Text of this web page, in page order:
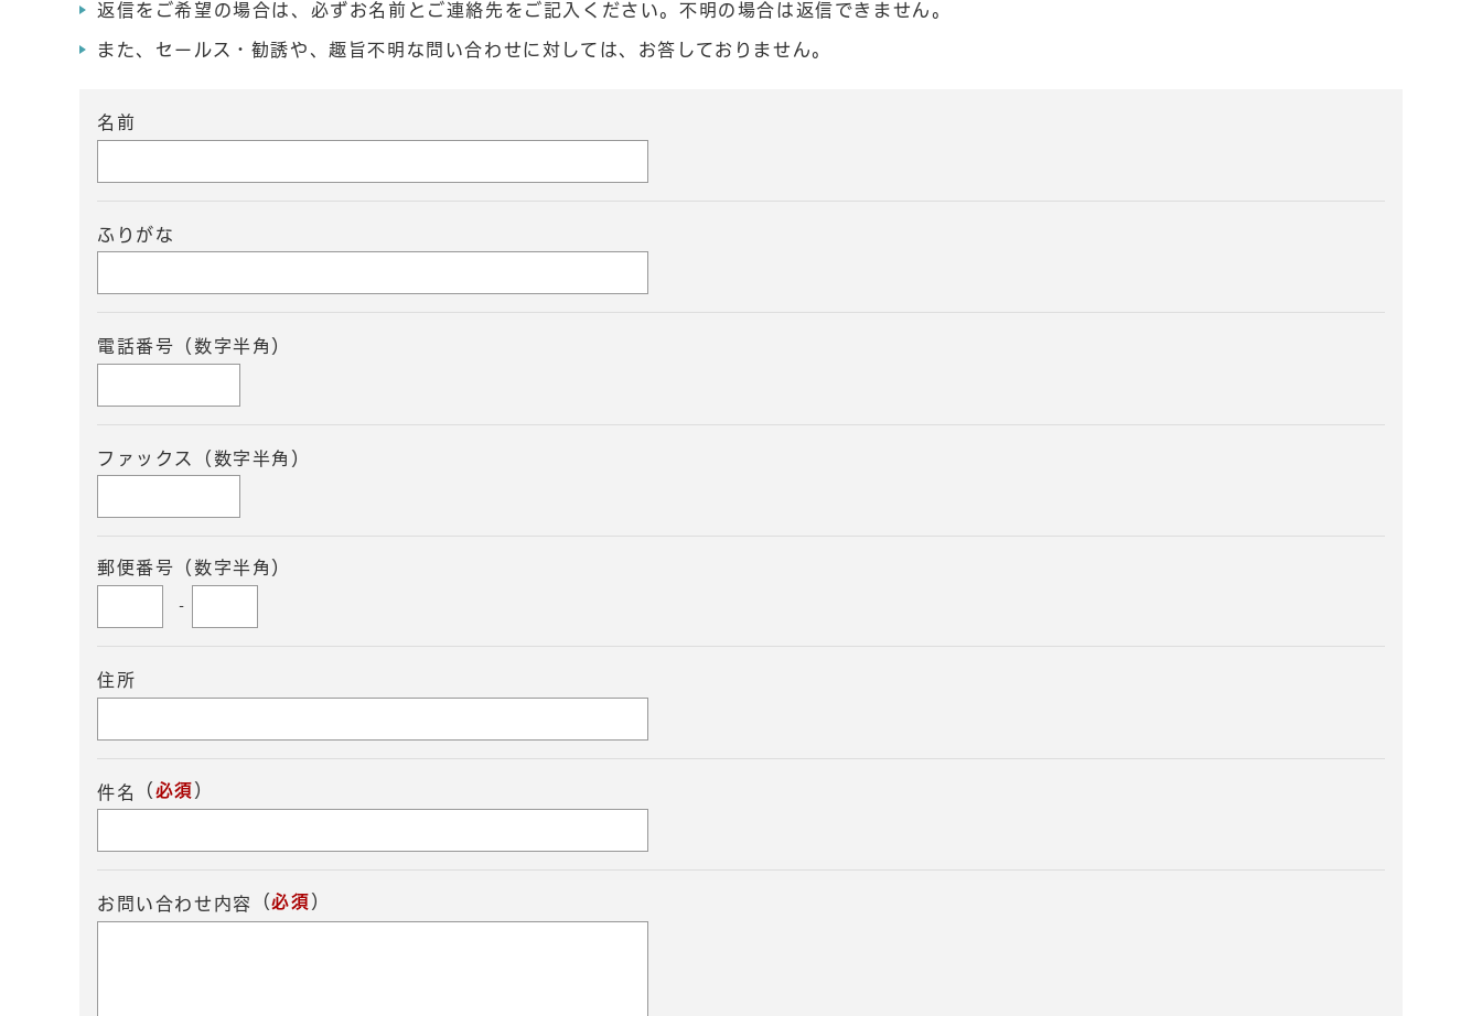
返信をご希望の場合は、必ずお名前とご連絡先をご記入ください。不明の場合は返信できません。
また、セールス・勧誘や、趣旨不明な問い合わせに対しては、お答しておりません。
名前
ふりがな
電話番号（数字半角）
ファックス（数字半角）
郵便番号（数字半角）
-
住所
件名 （ 必須 ）
お問い合わせ内容 （必須 ）